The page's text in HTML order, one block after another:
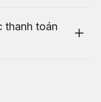
thanh toán